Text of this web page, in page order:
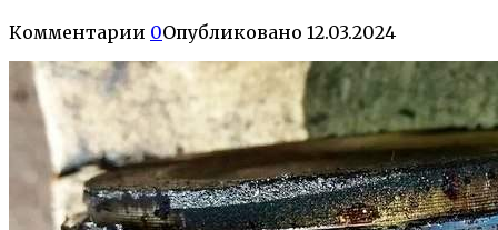
Комментарии 0Опубликовано 12.03.2024